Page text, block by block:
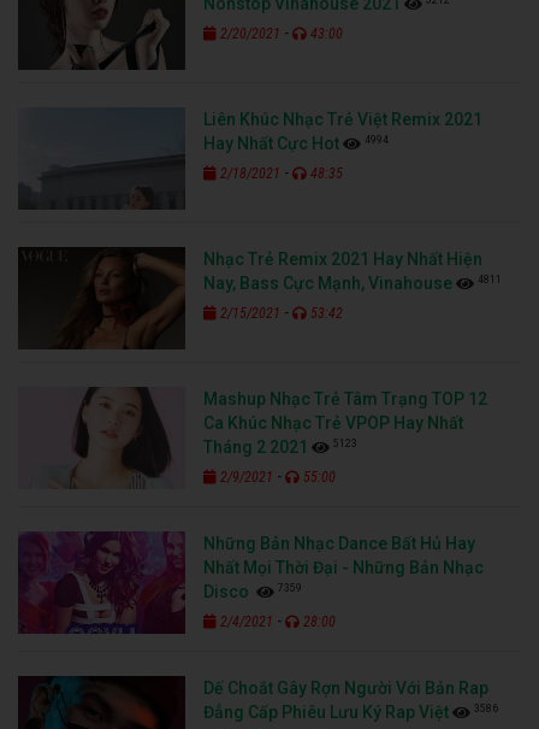
2/20/2021 - 43:00
Liên Khúc Nhạc Trẻ Việt Remix 2021
Hay Nhất Cực Hot
4994
2/18/2021 - 48:35
Nhạc Trẻ Remix 2021 Hay Nhất Hiện
Nay, Bass Cực Mạnh, Vinahouse
4811
2/15/2021 - 53:42
Mashup Nhạc Trẻ Tâm Trạng TOP 12
Ca Khúc Nhạc Trẻ VPOP Hay Nhất
Tháng 2 2021
5123
2/9/2021 - 55:00
Những Bản Nhạc Dance Bất Hủ Hay
Nhất Mọi Thời Đại - Những Bản Nhạc
Disco
7359
2/4/2021 - 28:00
Dế Choắt Gây Rợn Người Với Bản Rap
Đẳng Cấp Phiêu Lưu Ký Rap Việt
3586